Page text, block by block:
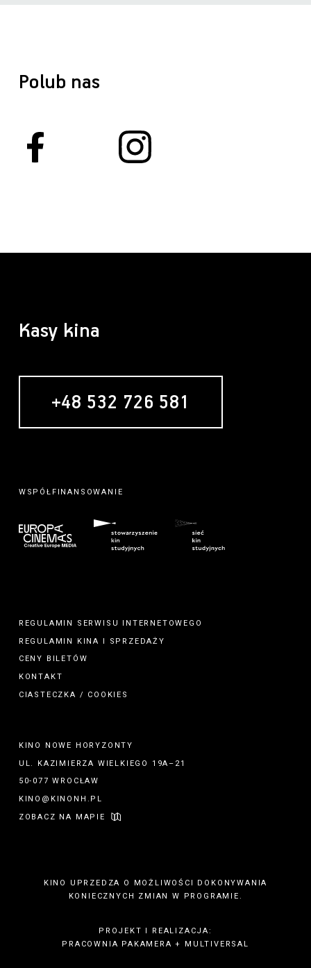
Polub nas
Kasy kina
+48 532 726 581
WSPÓŁFINANSOWANIE
REGULAMIN SERWISU INTERNETOWEGO
REGULAMIN KINA I
SPRZEDAŻY
CENY BILETÓW
KONTAKT
CIASTECZKA / COOKIES
KINO NOWE HORYZONTY
UL. KAZIMIERZA WIELKIEGO 19A–21
50-077 WROCŁAW
KINO@KINONH.PL
ZOBACZ NA MAPIE
KINO UPRZEDZA O MOŻLIWOŚCI DOKONYWANIA
KONIECZNYCH ZMIAN W PROGRAMIE.
PROJEKT I REALIZACJA:
PRACOWNIA PAKAMERA + MULTIVERSAL